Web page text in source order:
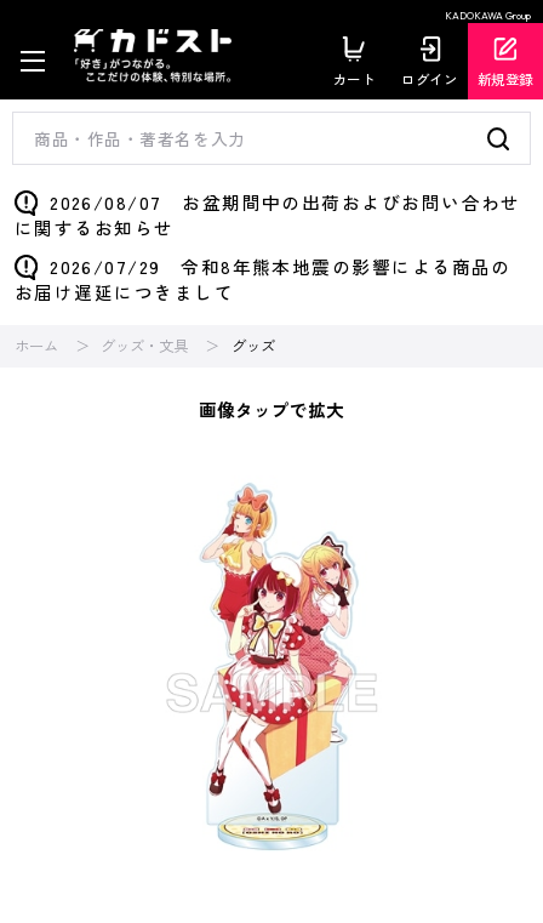
KADOKAWA Group
カート ログイン 新規登録
2026/08/07 お盆期間中の出荷およびお問い合わせ
に関するお知らせ
2026/07/29 令和8年熊本地震の影響による商品の
お届け遅延につきまして
ホーム グッズ・文具 グッズ
画像タップで拡大